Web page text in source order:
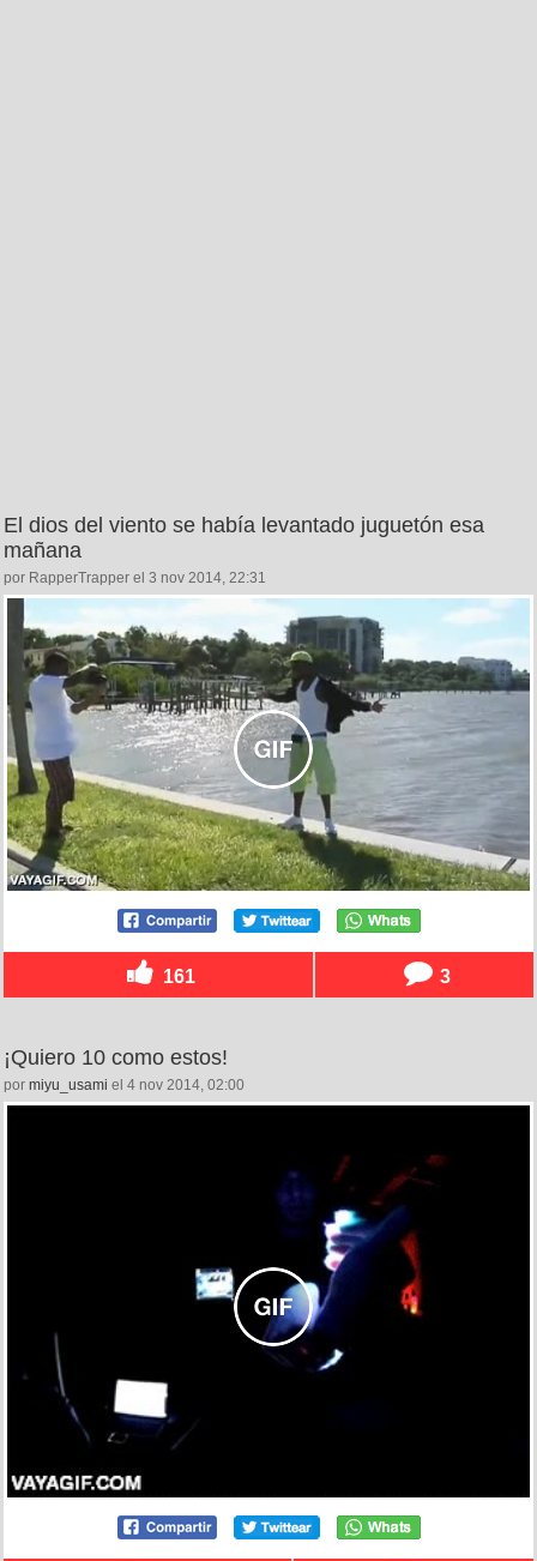
El dios del viento se había levantado juguetón esa
mañana
por RapperTrapper el 3 nov 2014, 22:31
161 3
¡Quiero 10 como estos!
por miyu_usami el 4 nov 2014, 02:00